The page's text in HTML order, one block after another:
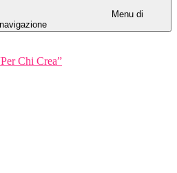
Menu di
navigazione
Chi Crea”